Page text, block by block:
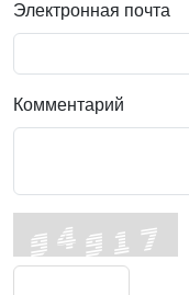
Электронная почта
Комментарий